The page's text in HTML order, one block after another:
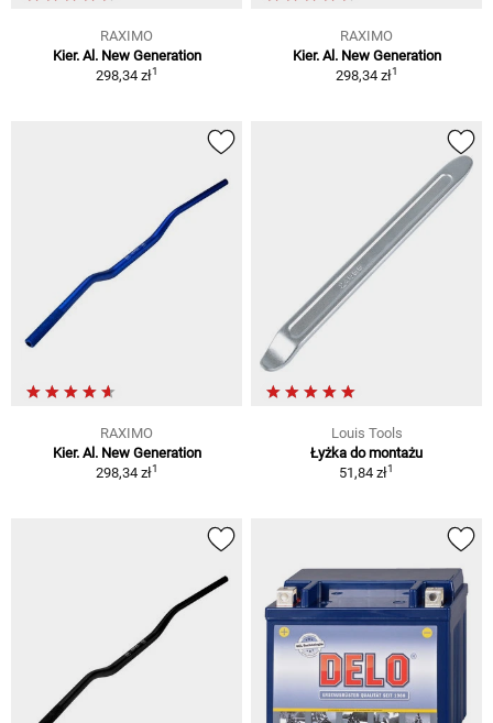
RAXIMO
Kier. Al. New Generation
298,34 zł1
RAXIMO
Kier. Al. New Generation
298,34 zł1
RAXIMO
Kier. Al. New Generation
298,34 zł1
Louis Tools
Łyżka do montażu
51,84 zł1